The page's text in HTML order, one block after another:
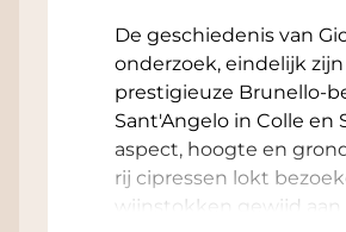
De geschiedenis van
onderzoek, eindelijk
prestigieuze Brunello-
Sant'Angelo in Colle
aspect, hoogte en
rij cipressen lokt
wijnstokken gewijd